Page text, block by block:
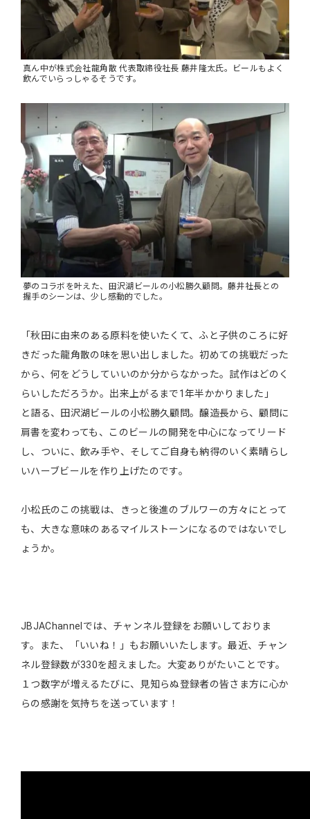
真ん中が株式会社龍角散 代表取締役社長 藤井隆太氏。ビールもよく
飲んでいらっしゃるそうです。
夢のコラボを叶えた、田沢湖ビールの小松勝久顧問。藤井社長との
握手のシーンは、少し感動的でした。
「秋田に由来のある原料を使いたくて、ふと子供のころに好
きだった龍角散の味を思い出しました。初めての挑戦だった
から、何をどうしていいのか分からなかった。試作はどのく
らいしただろうか。出来上がるまで1年半かかりました」
と語る、田沢湖ビールの小松勝久顧問。醸造長から、顧問に
肩書を変わっても、このビールの開発を中心になってリード
し、ついに、飲み手や、そしてご自身も納得のいく素晴らし
いハーブビールを作り上げたのです。
小松氏のこの挑戦は、きっと後進のブルワーの方々にとって
も、大きな意味のあるマイルストーンになるのではないでし
ょうか。
JBJAChannelでは、チャンネル登録をお願いしておりま
す。また、「いいね！」もお願いいたします。最近、チャン
ネル登録数が330を超えました。大変ありがたいことです。
１つ数字が増えるたびに、見知らぬ登録者の皆さま方に心か
らの感謝を気持ちを送っています！